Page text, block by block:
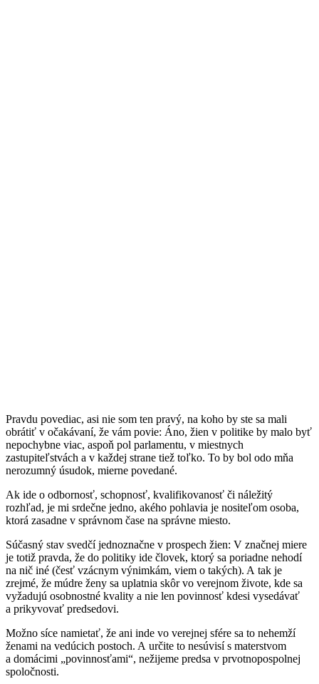
Pravdu povediac, asi nie som ten pravý, na koho by ste sa mali
obrátiť v očakávaní, že vám povie: Áno, žien v politike by malo byť
nepochybne viac, aspoň pol parlamentu, v miestnych
zastupiteľstvách a v každej strane tiež toľko. To by bol odo mňa
nerozumný úsudok, mierne povedané.
Ak ide o odbornosť, schopnosť, kvalifikovanosť či náležitý
rozhľad, je mi srdečne jedno, akého pohlavia je nositeľom osoba,
ktorá zasadne v správnom čase na správne miesto.
Súčasný stav svedčí jednoznačne v prospech žien: V značnej miere
je totiž pravda, že do politiky ide človek, ktorý sa poriadne nehodí
na nič iné (česť vzácnym výnimkám, viem o takých). A tak je
zrejmé, že múdre ženy sa uplatnia skôr vo verejnom živote, kde sa
vyžadujú osobnostné kvality a nie len povinnosť kdesi vysedávať
a prikyvovať predsedovi.
Možno síce namietať, že ani inde vo verejnej sfére sa to nehemží
ženami na vedúcich postoch. A určite to nesúvisí s materstvom
a domácimi „povinnosťami“, nežijeme predsa v prvotnopospolnej
spoločnosti.